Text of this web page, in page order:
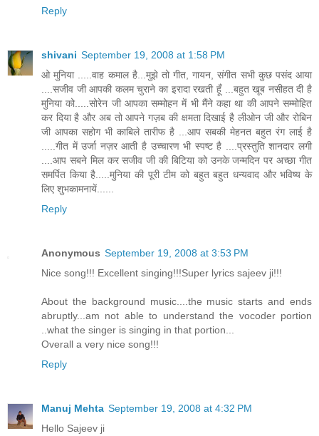
Reply
shivani September 19, 2008 at 1:58 PM
ओ मुनिया .....वाह कमाल है...मुझे तो गीत, गायन, संगीत सभी कुछ पसंद आया
....सजीव जी आपकी कलम चुराने का इरादा रखती हूँ ...बहुत खूब नसीहत दी है
मुनिया को.....सोरेन जी आपका सम्मोहन में भी मैंने कहा था की आपने सम्मोहित
कर दिया है और अब तो आपने गज़ब की क्षमता दिखाई है लीओन जी और रोबिन
जी आपका सहोग भी काबिले तारीफ है ...आप सबकी मेहनत बहुत रंग लाई है
.....गीत में उर्जा नज़र आती है उच्चारण भी स्पष्ट है ....प्रस्तुति शानदार लगी
....आप सबने मिल कर सजीव जी की बिटिया को उनके जन्मदिन पर अच्छा गीत
समर्पित किया है.....मुनिया की पूरी टीम को बहुत बहुत धन्यवाद और भविष्य के
लिए शुभकामनायें......
Reply
Anonymous September 19, 2008 at 3:53 PM
Nice song!!! Excellent singing!!!Super lyrics sajeev ji!!!
About the background music....the music starts and ends
abruptly...am not able to understand the vocoder portion
..what the singer is singing in that portion...
Overall a very nice song!!!
Reply
Manuj Mehta September 19, 2008 at 4:32 PM
Hello Sajeev ji